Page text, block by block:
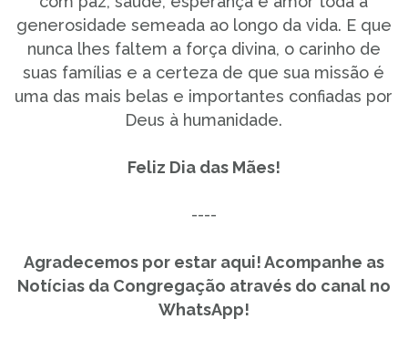
generosidade semeada ao longo da vida. E que
nunca lhes faltem a força divina, o carinho de
suas famílias e a certeza de que sua missão é
uma das mais belas e importantes confiadas por
Deus à humanidade.
Feliz Dia das Mães!
----
Agradecemos por estar aqui! Acompanhe as
Notícias da Congregação através do canal no
WhatsApp!